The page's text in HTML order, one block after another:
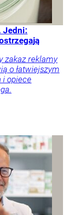
Jedni:
zakaz reklamy
o łatwiejszym
i opiece